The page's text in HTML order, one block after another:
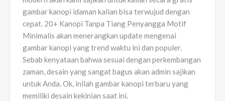
gambar kanopi idaman kalian bisa terwujud dengan
cepat. 20+ Kanopi Tanpa Tiang Penyangga Motif
Minimalis akan menerangkan update mengenai
gambar kanopi yang trend waktu ini dan populer.
Sebab kenyataan bahwa sesuai dengan perkembangan
zaman, desain yang sangat bagus akan admin sajikan
untuk Anda. Ok, inilah gambar kanopi terbaru yang
memiliki desain kekinian saat ini.